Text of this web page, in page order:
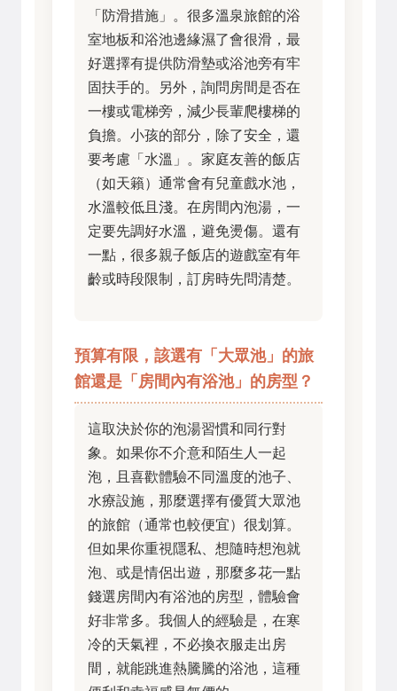
「防滑措施」。很多溫泉旅館的浴
室地板和浴池邊緣濕了會很滑，最
好選擇有提供防滑墊或浴池旁有牢
固扶手的。另外，詢問房間是否在
一樓或電梯旁，減少長輩爬樓梯的
負擔。小孩的部分，除了安全，還
要考慮「水溫」。家庭友善的飯店
（如天籟）通常會有兒童戲水池，
水溫較低且淺。在房間內泡湯，一
定要先調好水溫，避免燙傷。還有
一點，很多親子飯店的遊戲室有年
齡或時段限制，訂房時先問清楚。
預算有限，該選有「大眾池」的旅
館還是「房間內有浴池」的房型？
這取決於你的泡湯習慣和同行對
象。如果你不介意和陌生人一起
泡，且喜歡體驗不同溫度的池子、
水療設施，那麼選擇有優質大眾池
的旅館（通常也較便宜）很划算。
但如果你重視隱私、想隨時想泡就
泡、或是情侶出遊，那麼多花一點
錢選房間內有浴池的房型，體驗會
好非常多。我個人的經驗是，在寒
冷的天氣裡，不必換衣服走出房
間，就能跳進熱騰騰的浴池，這種